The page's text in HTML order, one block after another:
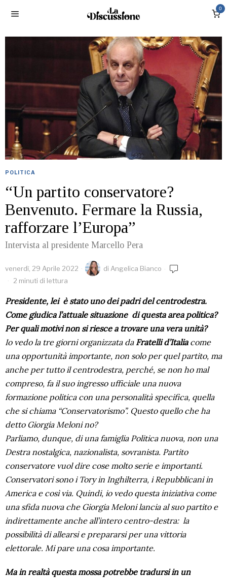
0
POLITICA
“Un partito conservatore?
Benvenuto. Fermare la Russia,
rafforzare l’Europa”
Intervista al presidente Marcello Pera
venerdì, 29 Aprile 2022 di Angelica Bianco
2 minuti di lettura
Presidente, lei è stato uno dei padri del centrodestra.
Come giudica l’attuale situazione di questa area politica?
Per quali motivi non si riesce a trovare una vera unità?
Io vedo la tre giorni organizzata da Fratelli d’Italiacome
una opportunità importante, non solo per quel partito, ma
anche per tutto il centrodestra, perché, se non ho mal
compreso, fa il suo ingresso ufficiale una nuova
formazione politica con una personalità specifica, quella
che si chiama “Conservatorismo”. Questo quello che ha
detto Giorgia Meloni no?
Parliamo, dunque, di una famiglia Politica nuova, non una
Destra nostalgica, nazionalista, sovranista. Partito
conservatore vuol dire cose molto serie e importanti.
Conservatori sono i Tory in Inghilterra, i Repubblicani in
America e così via. Quindi, io vedo questa iniziativa come
una sfida nuova che Giorgia Meloni lancia al suo partito e
indirettamente anche all’intero centro-destra: la
possibilità di allearsi e prepararsi per una vittoria
elettorale. Mi pare una cosa importante.
Ma in realtà questa mossa potrebbe tradursi in un